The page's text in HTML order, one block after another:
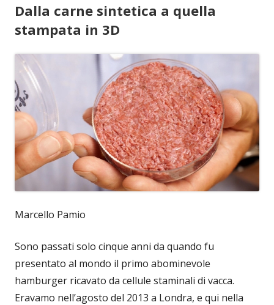
Dalla carne sintetica a quella
stampata in 3D
Marcello Pamio
Sono passati solo cinque anni da quando fu
presentato al mondo il primo abominevole
hamburger ricavato da cellule staminali di vacca.
Eravamo nell’agosto del 2013 a Londra, e qui nella